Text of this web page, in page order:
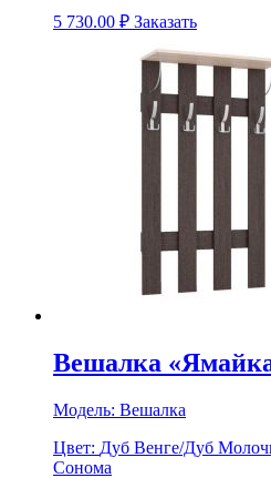
5 730.00 ₽ Заказать
Вешалка
Модель: Вешалка
Цвет: Дуб Венге/Дуб
Сонома